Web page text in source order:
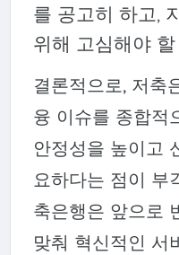
를 공고히 하고,
위해 고심해야
결론적으로, 저축
융 이슈를 종합적
안정성을 높이고
요하다는 점이 부
축은행은 앞으로
맞춰 혁신적인 서